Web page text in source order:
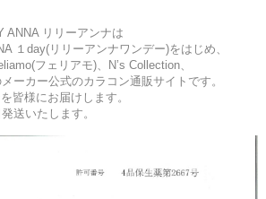
ANNA リリーアンナは
１day(リリーアンナワンデー)をはじめ、
フェリアモ)、N’s Collection、
ーカー公式のカラコン通販サイトです。
皆様にお届けします。
送いたします。